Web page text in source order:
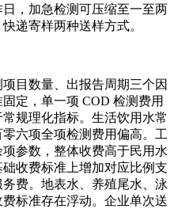
，加急检测可压缩至一至两
递寄样两种送样方式。
目数量、出报告周期三个因
定，单一项 COD 检测费用
规理化指标。生活饮用水常
六项全项检测费用偏高。工
参数，整体收费高于民用水
收费标准上增加对应比例支
费。地表水、养殖尾水、泳
标准存在浮动。企业单次送